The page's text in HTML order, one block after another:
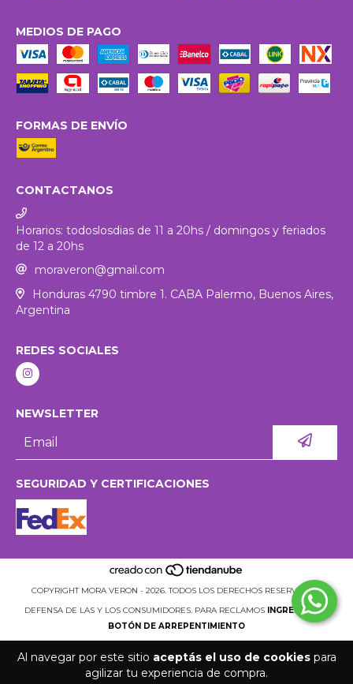
Al navegar por este sitio aceptás el uso de cookiespara
agilizar tu experiencia de compra.
MEDIOS DE PAGO
FORMAS DE ENVÍO
CONTACTANOS
Horarios: todoslosdias de 11 a 20hs / domingos y feriados
de 12 a 20hs
moraveron@gmail.com
Honduras 4790 timbre 1. CABA Palermo, Buenos Aires,
Argentina
REDES SOCIALES
NEWSLETTER
SEGURIDAD Y CERTIFICACIONES
COPYRIGHT MORA VERON - 2026. TODOS LOS DERECHOS RESERVADOS.
DEFENSA DE LAS Y LOS CONSUMIDORES. PARA RECLAMOS
INGRESÁ ACÁ.
BOTÓN DE ARREPENTIMIENTO